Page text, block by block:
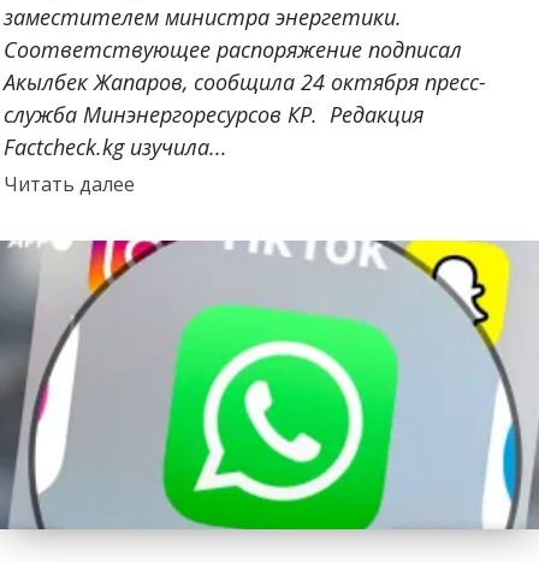
заместителем министра энергетики.
Соответствующее распоряжение подписал
Акылбек Жапаров, сообщила 24 октября пресс-
служба Минэнергоресурсов КР. Редакция
Factcheck.kg изучила...
Читать далееПрочитать
о